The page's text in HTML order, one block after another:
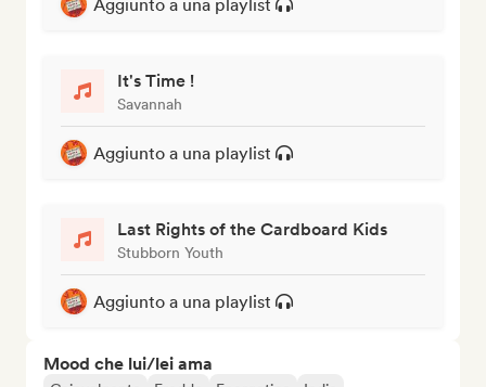
Aggiunto a una playlist
It's Time !
Savannah
Aggiunto a una playlist
Last Rights of the Cardboard Kids
Stubborn Youth
Aggiunto a una playlist
Mood che lui/lei ama